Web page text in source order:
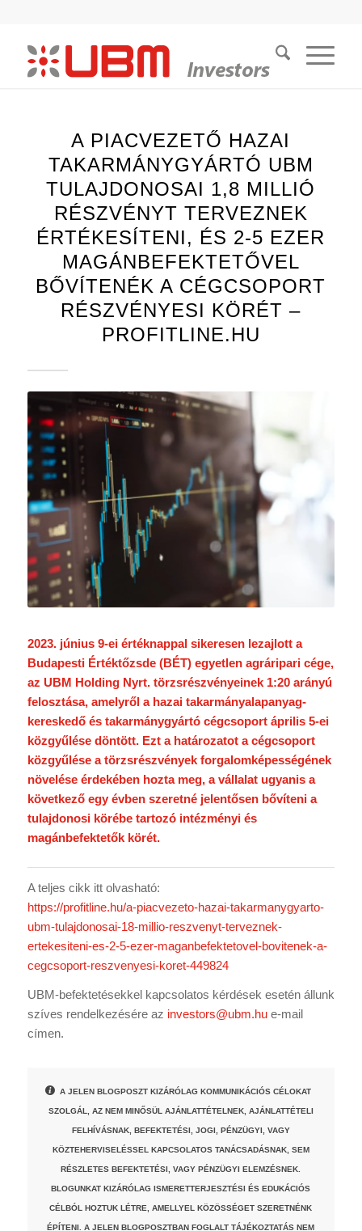
A PIACVEZETŐ HAZAI
TAKARMÁNYGYÁRTÓ UBM
TULAJDONOSAI 1,8 MILLIÓ
RÉSZVÉNYT TERVEZNEK
ÉRTÉKESÍTENI, ÉS 2-5 EZER
MAGÁNBEFEKTETŐVEL
BŐVÍTENÉK A CÉGCSOPORT
RÉSZVÉNYESI KÖRÉT –
PROFITLINE.HU
2023. június 9-ei értéknappal sikeresen lezajlott a
Budapesti Értéktőzsde (BÉT) egyetlen agráripari cége,
az UBM Holding Nyrt. törzsrészvényeinek 1:20 arányú
felosztása, amelyről a hazai takarmányalapanyag-
kereskedő és takarmánygyártó cégcsoport április 5-ei
közgyűlése döntött. Ezt a határozatot a cégcsoport
közgyűlése a törzsrészvények forgalomképességének
növelése érdekében hozta meg, a vállalat ugyanis a
következő egy évben szeretné jelentősen bővíteni a
tulajdonosi körébe tartozó intézményi és
magánbefektetők körét.
A teljes cikk itt olvasható:
https://profitline.hu/a-piacvezeto-hazai-takarmanygyarto-
ubm-tulajdonosai-18-millio-reszvenyt-terveznek-
ertekesiteni-es-2-5-ezer-maganbefektetovel-bovitenek-a-
cegcsoport-reszvenyesi-koret-449824
UBM-befektetésekkel kapcsolatos kérdések esetén állunk
szíves rendelkezésére az investors@ubm.hue-mail
címen.
A JELEN BLOGPOSZT KIZÁRÓLAG KOMMUNIKÁCIÓS CÉLOKAT
SZOLGÁL, AZ NEM MINŐSÜL AJÁNLATTÉTELNEK, AJÁNLATTÉTELI
FELHÍVÁSNAK, BEFEKTETÉSI, JOGI, PÉNZÜGYI, VAGY
KÖZTEHERVISELÉSSEL KAPCSOLATOS TANÁCSADÁSNAK, SEM
RÉSZLETES BEFEKTETÉSI, VAGY PÉNZÜGYI ELEMZÉSNEK.
BLOGUNKAT KIZÁRÓLAG ISMERETTERJESZTÉSI ÉS EDUKÁCIÓS
CÉLBÓL HOZTUK LÉTRE, AMELLYEL KÖZÖSSÉGET SZERETNÉNK
ÉPÍTENI. A JELEN BLOGPOSZTBAN FOGLALT TÁJÉKOZTATÁS NEM